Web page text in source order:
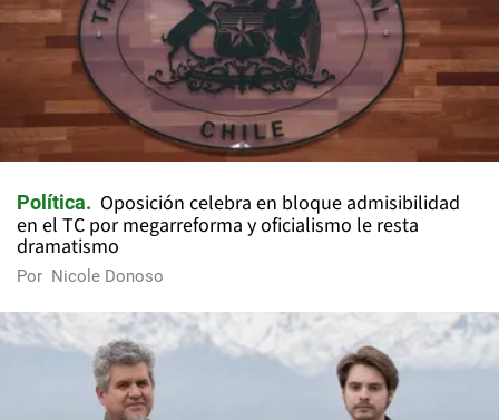
Política
Oposición celebra en bloque admisibilidad
en el TC por megarreforma y oficialismo le resta
dramatismo
Por Nicole Donoso